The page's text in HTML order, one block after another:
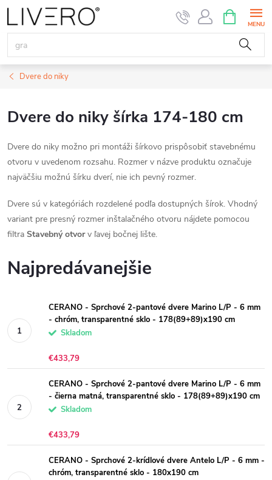
Prejsť
na
obsah
KOŠÍK
Dvere do niky
Dvere do niky šírka 174-180 cm
Dvere do niky možno pri montáži šírkovo prispôsobiť stavebnému
otvoru v uvedenom rozsahu. Rozmer v názve produktu označuje
najväčšiu možnú šírku dverí, nie ich pevný rozmer.
Dvere sú v kategóriách rozdelené podľa dostupných šírok. Vhodný
variant pre presný rozmer inštalačného otvoru nájdete pomocou
filtra Stavebný otvorv ľavej bočnej lište.
Najpredávanejšie
CERANO - Sprchové 2-pantové dvere Marino L/P - 6 mm
- chróm, transparentné sklo - 178(89+89)x190 cm
Skladom
€433,79
CERANO - Sprchové 2-pantové dvere Marino L/P - 6 mm
- čierna matná, transparentné sklo - 178(89+89)x190 cm
Skladom
€433,79
CERANO - Sprchové 2-krídlové dvere Antelo L/P - 6 mm -
chróm, transparentné sklo - 180x190 cm